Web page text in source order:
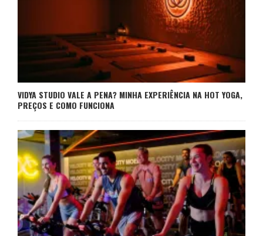
VIDYA STUDIO VALE A PENA? MINHA EXPERIÊNCIA NA HOT YOGA,
PREÇOS E COMO FUNCIONA